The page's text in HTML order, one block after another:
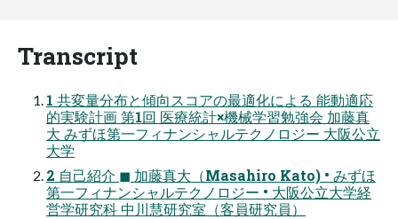
Transcript
1 共変量分布と傾向スコアの最適化による 能動適応
的実験計画 第1回 医療統計×機械学習勉強会 加藤真
大 みずほ第一フィナンシャルテクノロジー 大阪公立
大学
2 自己紹介 ◼ 加藤真大（Masahiro Kato) • みずほ
第一フィナンシャルテクノロジー • 大阪公立大学経
営学研究科 中川慧研究室（客員研究員）